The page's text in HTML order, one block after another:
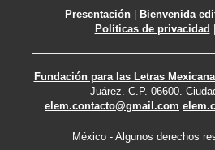
Presentación Bienvenida
Políticas de privacidad
Fundación para las Letras
Juárez. C.P. 06600.
elem.contacto@gmail.com
México - Algunos derechos